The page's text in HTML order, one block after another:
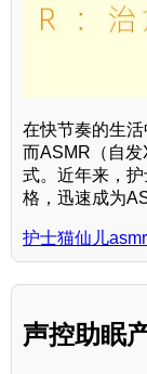
在快节奏的生
而ASMR（自
式。近年来，
格，迅速成为
护士猫仙儿asmr
声控助眠